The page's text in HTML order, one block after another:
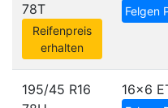
78T
Reifenpreis
erhalten
Felgen
195/45 R16
16x6